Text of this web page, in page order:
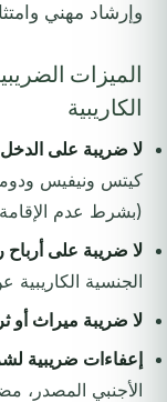
وإرشاد مهني
الميزات
الكاريبية
لا ضريبة على
كيتس ونيفيس
(بشرط عدم
لا ضريبة على
الجنسية الكاريبية
لا ضريبة ميراث أو
إعفاءات ضريبية